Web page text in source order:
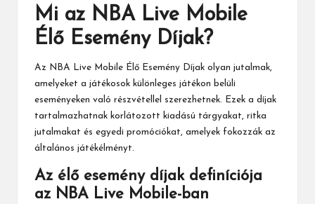
Mi az NBA Live Mobile
Élő Esemény Díjak?
Az NBA Live Mobile Élő Esemény Díjak olyan jutalmak,
amelyeket a játékosok különleges játékon belüli
eseményeken való részvétellel szerezhetnek. Ezek a díjak
tartalmazhatnak korlátozott kiadású tárgyakat, ritka
jutalmakat és egyedi promóciókat, amelyek fokozzák az
általános játékélményt.
Az élő esemény díjak definíciója
az NBA Live Mobile-ban